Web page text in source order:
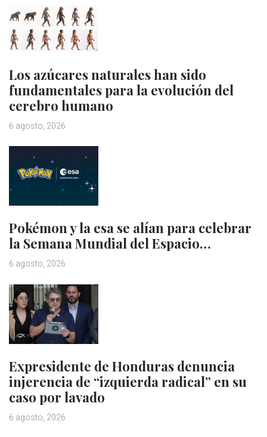
Los azúcares naturales han sido
fundamentales para la evolución del
cerebro humano
6 agosto, 2026
Pokémon y la esa se alían para celebrar
la Semana Mundial del Espacio…
6 agosto, 2026
Expresidente de Honduras denuncia
injerencia de “izquierda radical” en su
caso por lavado
6 agosto, 2026